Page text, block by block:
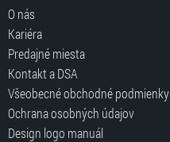
O nás
Kariéra
Predajné miesta
Kontakt a DSA
Všeobecné obchodné podmienky
Ochrana osobných údajov
Design logo manuál